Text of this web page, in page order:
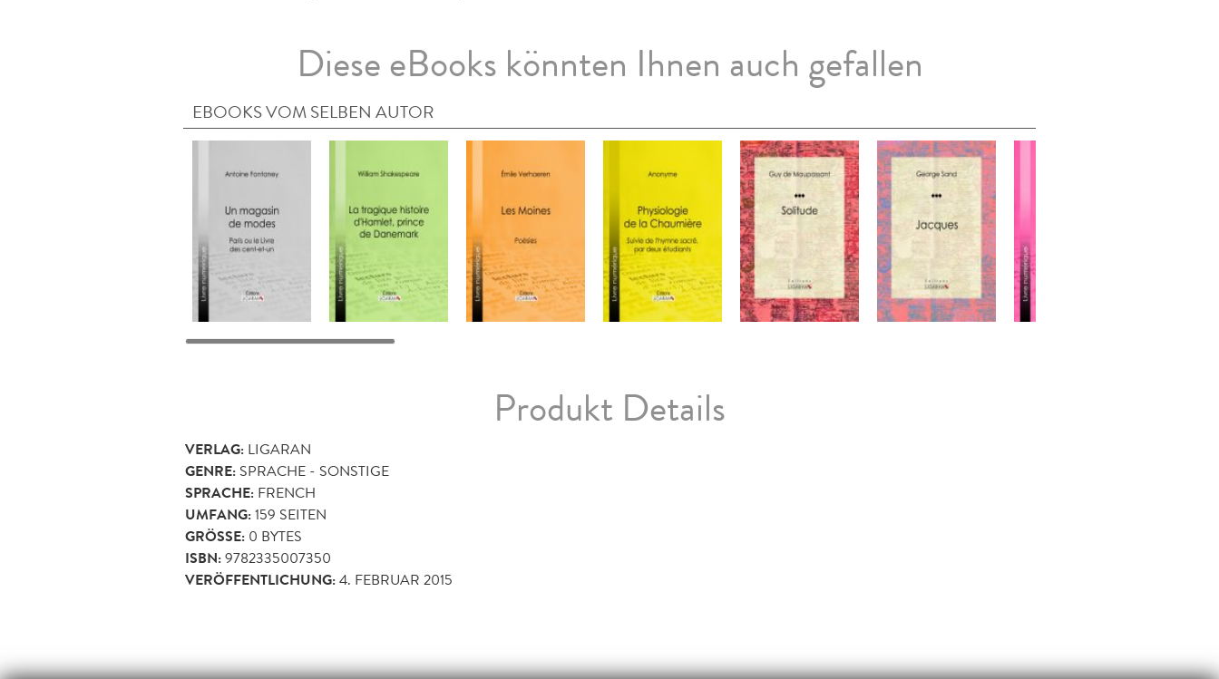
Diese eBooks könnten Ihnen auch gefallen
EBOOKS VOM SELBEN AUTOR
Produkt Details
VERLAG: LIGARAN
GENRE: SPRACHE - SONSTIGE
SPRACHE: FRENCH
UMFANG:159 SEITEN
GRÖSSE: 0 BYTES
ISBN:9782335007350
VERÖFFENTLICHUNG:4. FEBRUAR 2015